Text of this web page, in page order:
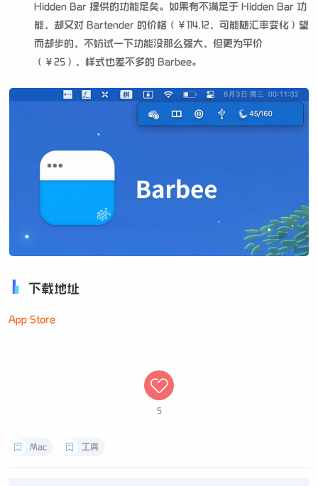
Hidden Bar 提供的功能足矣。如果有不满足于 Hidden Bar 功
能，却又对 Bartender 的价格（¥114.12，可能随汇率变化）望
而却步的，不妨试一下功能没那么强大，但更为平价
（¥25），样式也差不多的 Barbee。
下载地址
App Store
5
Mac 工具